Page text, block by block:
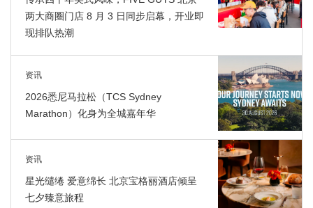
两大商圈门店 8 月 3 日同步启幕，开业即
现排队热潮
资讯
2026悉尼马拉松（TCS Sydney
Marathon）化身为全城嘉年华
资讯
星光缱绻 爱意绵长 北京宝格丽酒店倾呈
七夕臻意旅程